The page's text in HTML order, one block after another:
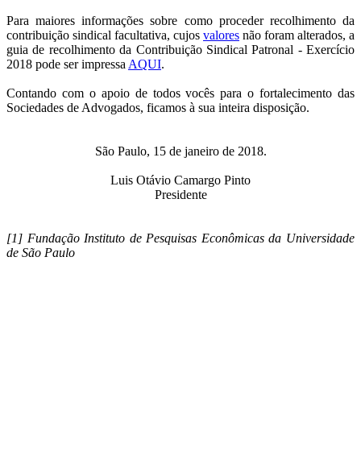
Para maiores informações sobre como proceder recolhimento da
contribuição sindical facultativa, cujos valores não foram alterados, a
guia de recolhimento da Contribuição Sindical Patronal - Exercício
2018 pode ser impressaAQUI.
Contando com o apoio de todos vocês para o fortalecimento das
Sociedades de Advogados, ficamos à sua inteira disposição.
São Paulo, 15 de janeiro de 2018.
Luis Otávio Camargo Pinto
Presidente
[1] Fundação Instituto de Pesquisas Econômicas da Universidade
de São Paulo